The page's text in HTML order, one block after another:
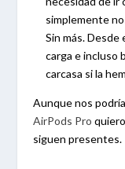
simplemente
Sin más.
carga e incluso
carcasa si la
Aunque nos
AirPods Pro
siguen presentes.